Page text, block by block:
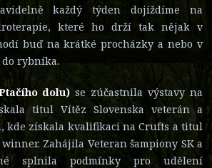
každý týden dojíždíme na
které ho drží tak nějak v
buď na krátké procházky a nebo v
rybníka.
dolu) se zúčastnila výstavy na
titul Vítěz Slovenska veterán a
kde získala kvalifikaci na Crufts a titul
Zahájila Veteran šampiony SK a
splnila podmínky pro udělení